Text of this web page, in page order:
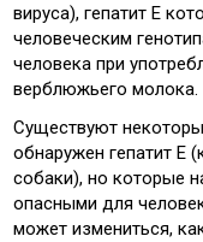
вируса), гепатит Е
человеческим
человека при
верблюжьего молока.
Существуют
обнаружен гепатит Е
собаки), но которые
опасными для
может измениться,